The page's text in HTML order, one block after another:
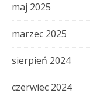
maj 2025
marzec 2025
sierpień 2024
czerwiec 2024